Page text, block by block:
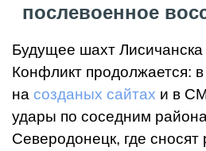
послевоенное
Будущее шахт Лисичанска
Конфликт продолжается: в
на созданых сайтах и в
удары по соседним
Северодонецк, где